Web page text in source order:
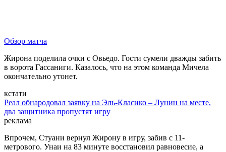
Обзор матча
Жирона поделила очки с Овьедо. Гости сумели дважды забить
в ворота Гассаниги. Казалось, что на этом команда Мичела
окончательно утонет.
кстати
Реал обнародовал заявку на Эль-Класико – Лунин на месте,
два защитника пропустят игру
реклама
Впрочем, Стуани вернул Жирону в игру, забив с 11-
метрового. Унаи на 83 минуте восстановил равновесие, а